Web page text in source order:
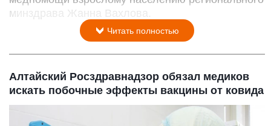
минздрава Жанна Вахлова.
Читать полностью
Алтайский Росздравнадзор обязал медиков
искать побочные эффекты вакцины от ковида